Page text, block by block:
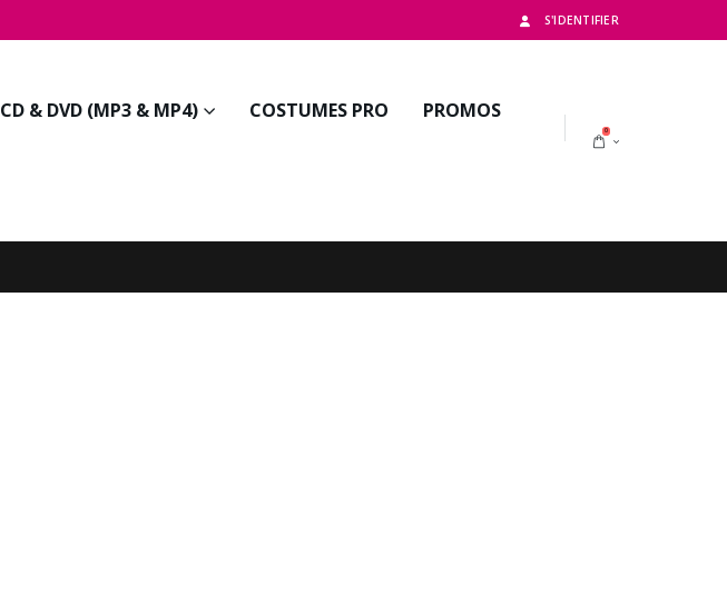
S'IDENTIFIER
CD & DVD (MP3 & MP4) COSTUMES PRO
PROMOS
0